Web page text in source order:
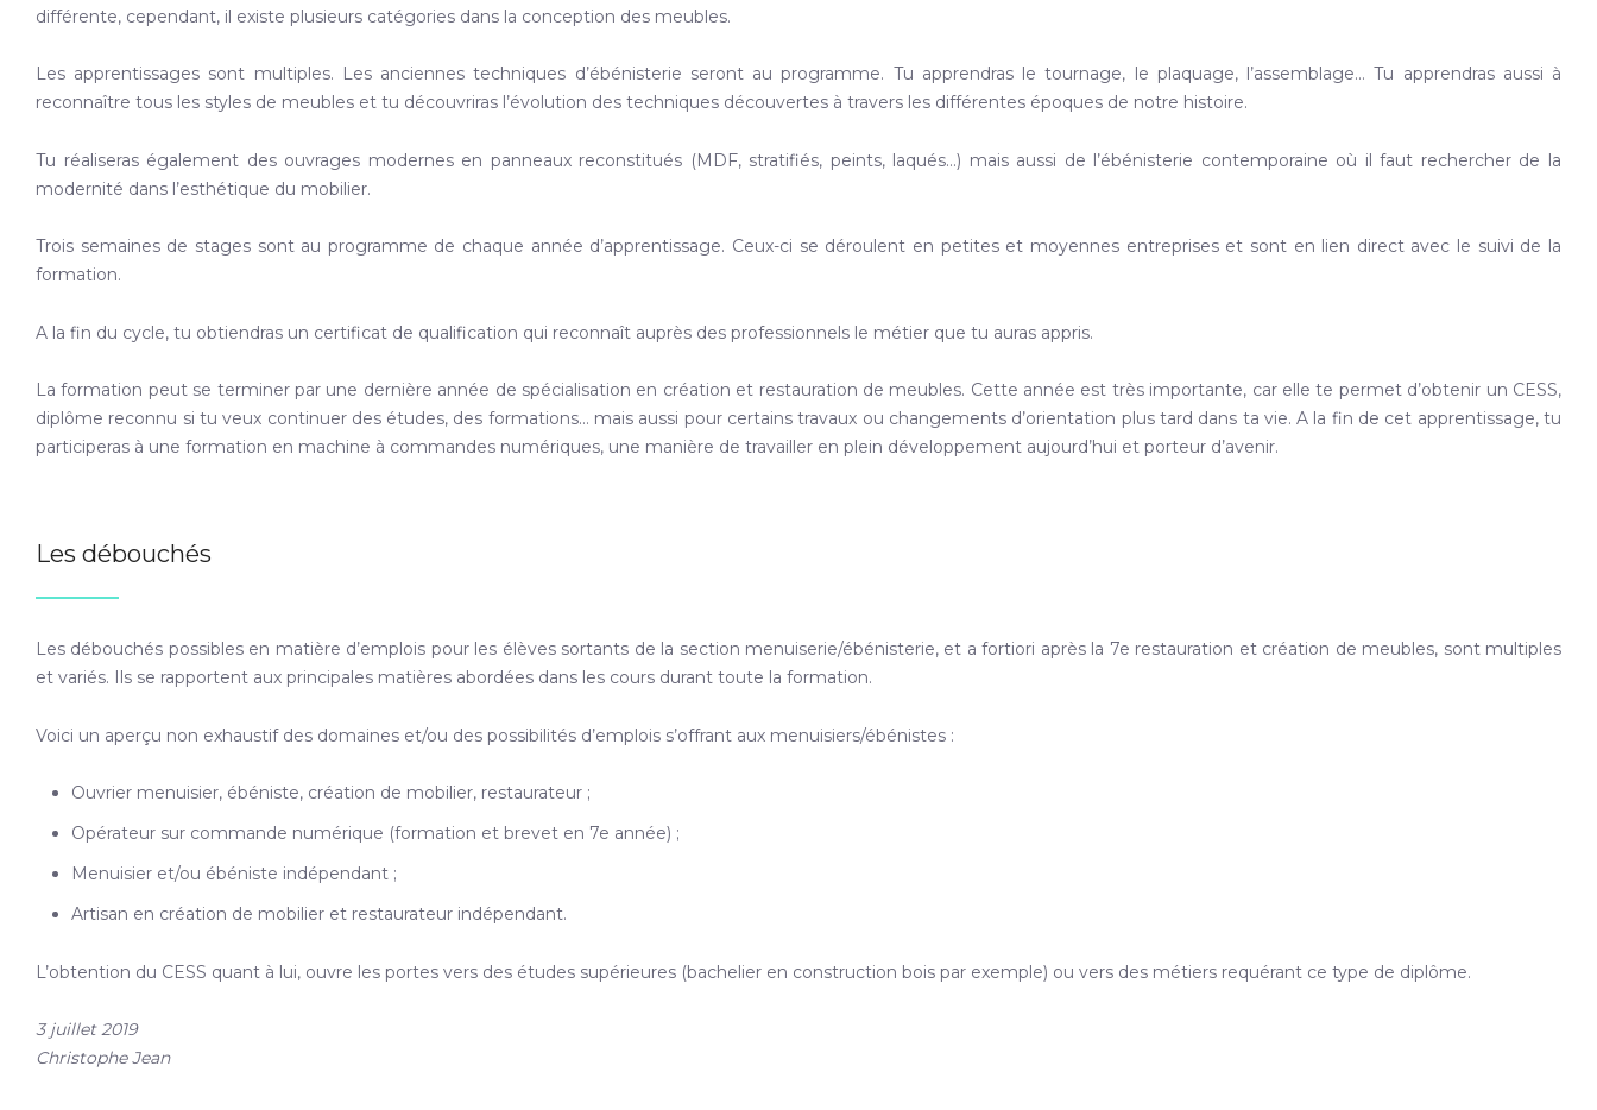
différente, cependant, il existe plusieurs catégories dans la conception des meubles.
Les apprentissages sont multiples. Les anciennes techniques d’ébénisterie seront au programme. Tu apprendras le tournage, le plaquage, l’assemblage… Tu apprendras aussi à
reconnaître tous les styles de meubles et tu découvriras l’évolution des techniques découvertes à travers les différentes époques de notre histoire.
Tu réaliseras également des ouvrages modernes en panneaux reconstitués (MDF, stratifiés, peints, laqués…) mais aussi de l’ébénisterie contemporaine où il faut rechercher de la
modernité dans l’esthétique du mobilier.
Trois semaines de stages sont au programme de chaque année d’apprentissage. Ceux-ci se déroulent en petites et moyennes entreprises et sont en lien direct avec le suivi de la
formation.
A la fin du cycle, tu obtiendras un certificat de qualification qui reconnaît auprès des professionnels le métier que tu auras appris.
La formation peut se terminer par une dernière année de spécialisation en création et restauration de meubles. Cette année est très importante, car elle te permet d’obtenir un CESS,
diplôme reconnu si tu veux continuer des études, des formations… mais aussi pour certains travaux ou changements d’orientation plus tard dans ta vie. A la fin de cet apprentissage, tu
participeras à une formation en machine à commandes numériques, une manière de travailler en plein développement aujourd’hui et porteur d’avenir.
Les débouchés
Les débouchés possibles en matière d’emplois pour les élèves sortants de la section menuiserie/ébénisterie, et a fortiori après la 7e restauration et création de meubles, sont multiples
et variés. Ils se rapportent aux principales matières abordées dans les cours durant toute la formation.
Voici un aperçu non exhaustif des domaines et/ou des possibilités d’emplois s’offrant aux menuisiers/ébénistes :
Ouvrier menuisier, ébéniste, création de mobilier, restaurateur ;
Opérateur sur commande numérique (formation et brevet en 7e année) ;
Menuisier et/ou ébéniste indépendant ;
Artisan en création de mobilier et restaurateur indépendant.
L’obtention du CESS quant à lui, ouvre les portes vers des études supérieures (bachelier en construction bois par exemple) ou vers des métiers requérant ce type de diplôme.
3 juillet 2019
Christophe Jean